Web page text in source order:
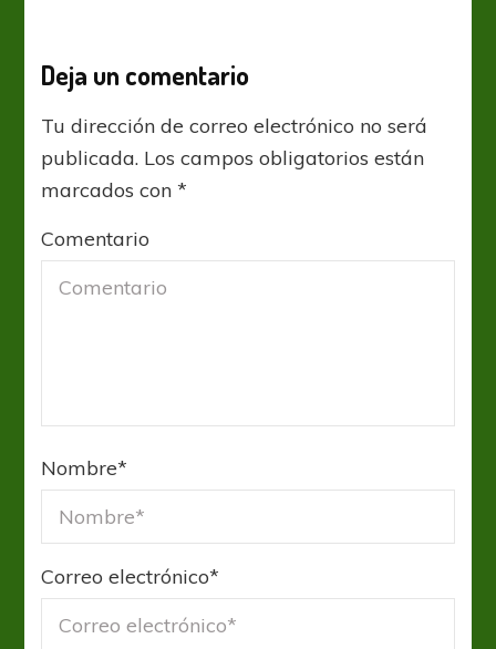
Deja un comentario
Tu dirección de correo electrónico no será
publicada. Los campos obligatorios están
marcados con*
Comentario
Nombre*
Correo electrónico*